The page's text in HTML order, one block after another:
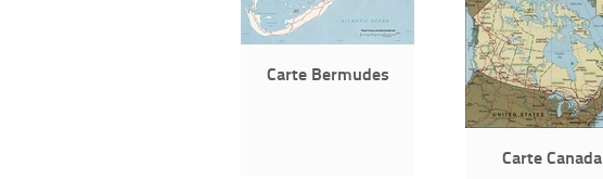
Carte Bermudes
Carte Canada